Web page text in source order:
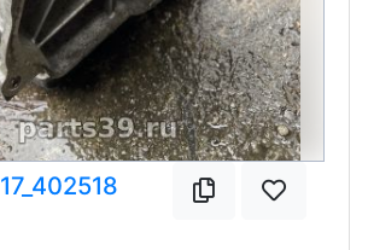
17_402518